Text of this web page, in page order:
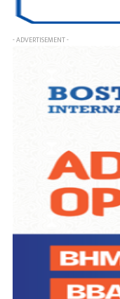
- ADVERTISEMENT -